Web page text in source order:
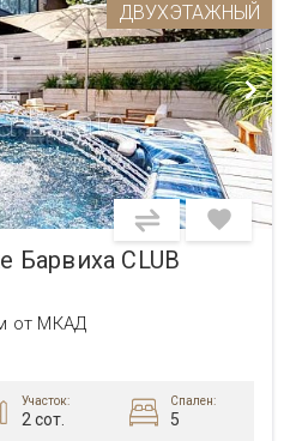
ДВУХЭТАЖНЫЙ
Барвиха CLUB
от МКАД
Участок:
2 сот.
Спален:
5